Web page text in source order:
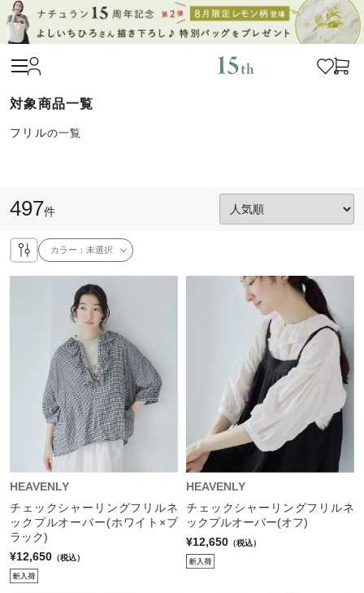
フリルの一覧
497件
カラー：未選択
HEAVENLY
チェックシャーリングフリルネ
ックプルオーバー(ホワイト×ブ
ラック)
¥12,650 （税込）
HEAVENLY
チェックシャーリングフリルネ
ックプルオーバー(オフ)
¥12,650 （税込）